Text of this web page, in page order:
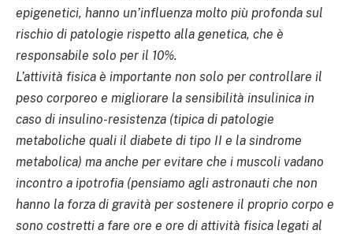
epigenetici, hanno un’influenza molto più profonda sul
rischio di patologie rispetto alla genetica, che è
responsabile solo per il 10%.
L’attività fisica è importante non solo per controllare il
peso corporeo e migliorare la sensibilità insulinica in
caso di insulino-resistenza (tipica di patologie
metaboliche quali il diabete di tipo II e la sindrome
metabolica) ma anche per evitare che i muscoli vadano
incontro a ipotrofia (pensiamo agli astronauti che non
hanno la forza di gravità per sostenere il proprio corpo e
sono costretti a fare ore e ore di attività fisica legati al